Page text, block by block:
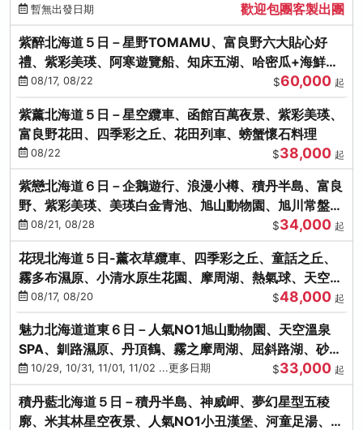
牛八大螃蟹吃到飽
暫無出發日期 歡迎包團客製出團
紫醉北海道５日－星野TOMAMU、富良野六大貼心好
禮、紫彩美瑛、阿寒遊覽船、知床五湖、哈密瓜+海鮮和
牛螃蟹吃到飽
08/17, 08/22 $60,000 起
紫薰北海道５日－星空纜車、函館百萬夜景、紫彩美瑛、
富良野花田、四季彩之丘、花田列車、螃蟹懷石料理
08/22 $38,000 起
紫戀北海道６日－企鵝遊行、浪漫小樽、積丹半島、富良
野、紫彩美瑛、美瑛白金青池、旭山動物園、旭川常盤旋
轉塔08/21, 08/28 $34,000 起
花現北海道５日-薰衣草纜車、四季彩之丘、童話之丘、
霧多布濕原、小清水原生花園、摩周湖、熱氣球、天空溫
泉SPA、螃蟹吃到飽
08/17, 08/20 $48,000 起
魅力北海道道東６日－人氣NO1旭山動物園、天空溫泉
SPA、釧路濕原、丹頂鶴、霧之摩周湖、屈斜路湖、砂湯
體驗10/29, 10/31, 11/01, 11/02 ...更多日期 $33,000 起
積丹藍北海道５日－積丹半島、神威岬、夢幻星型五稜
廓、米其林星空夜景、人氣NO1小丑漢堡、河童足湯、奇